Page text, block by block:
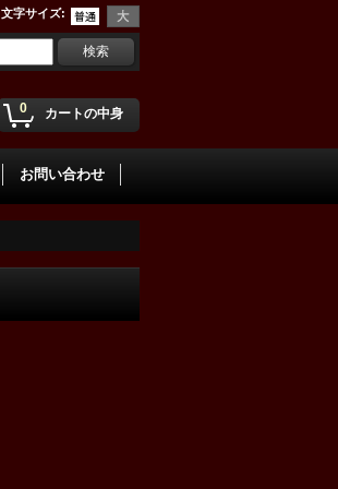
文字サイズ:
0 カートの中身
お問い合わせ